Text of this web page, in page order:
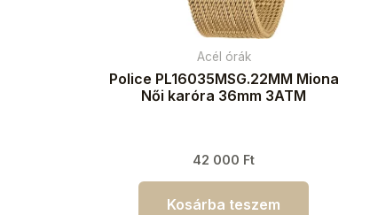
Acél órák
Police PL16035MSG.22MM Miona
Női karóra 36mm 3ATM
42 000 Ft
Kosárba teszem